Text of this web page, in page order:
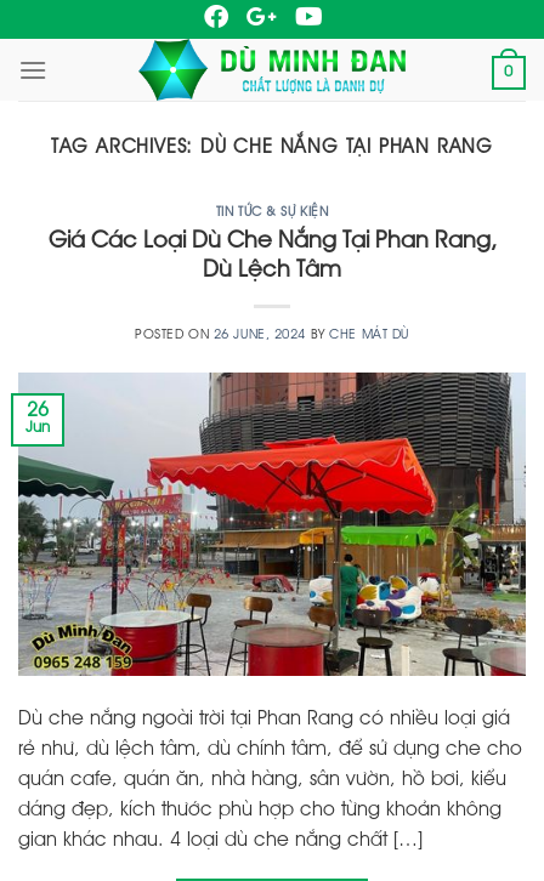
to
content
0
TAG ARCHIVES: DÙ CHE NẮNG TẠI PHAN RANG
TIN TỨC & SỰ KIỆN
Giá Các Loại Dù Che Nắng Tại Phan Rang,
Dù Lệch Tâm
POSTED ON 26 JUNE, 2024 BYCHE MÁT DÙ
26
Jun
Dù che nắng ngoài trời tại Phan Rang có nhiều loại giá
rẻ như, dù lệch tâm, dù chính tâm, để sử dụng che cho
quán cafe, quán ăn, nhà hàng, sân vườn, hồ bơi, kiểu
dáng đẹp, kích thước phù hợp cho từng khoản không
gian khác nhau. 4 loại dù che nắng chất […]